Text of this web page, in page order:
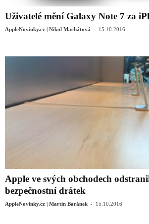
Uživatelé mění Galaxy Note 7 za
AppleNovinky.cz | Nikol Machátová - 15.10.2016
Apple ve svých obchodech
bezpečnostní drátek
AppleNovinky.cz | Martin Baránek - 15.10.2016